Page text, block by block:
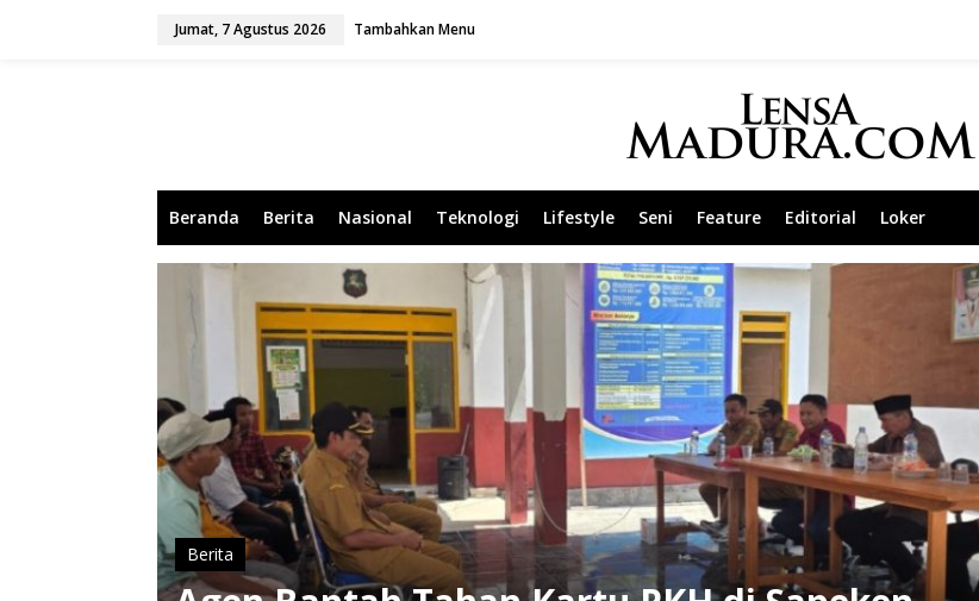
Jumat, 7 Agustus 2026 Tambahkan Menu
Beranda Berita Nasional Teknologi Lifestyle Seni Feature Editorial Loker
Berita